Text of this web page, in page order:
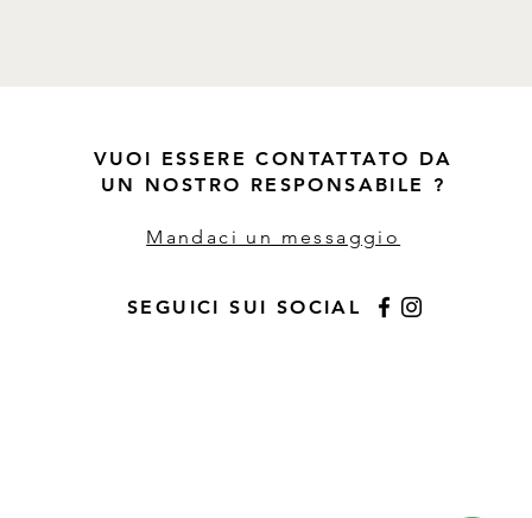
VUOI ESSERE CONTATTATO DA
UN NOSTRO RESPONSABILE ?
Mandaci un messaggio
SEGUICI SUI SOCIAL